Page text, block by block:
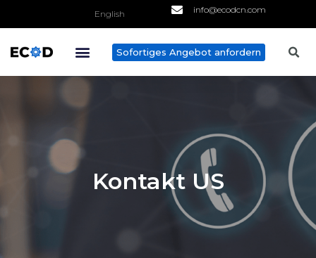
info@ecodcn.com
English
Sofortiges Angebot anfordern
Kontakt US